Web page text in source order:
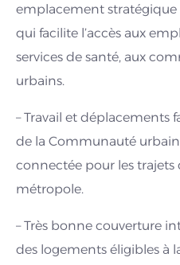
emplacement stratégique
qui facilite l’accès aux
services de santé, aux
urbains.
– Travail et déplacements
de la Communauté
connectée pour les trajets
métropole.
– Très bonne couverture
des logements éligibles à